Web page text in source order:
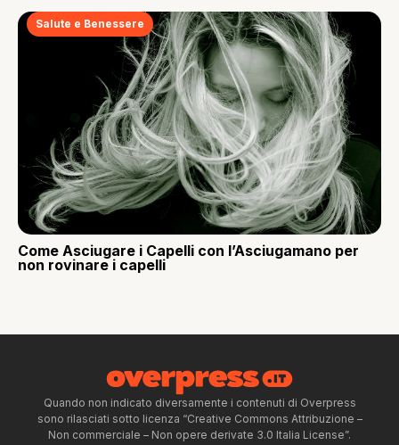
Salute e Benessere
Come Asciugare i Capelli con l’Asciugamano per
non rovinare i capelli
Quando non indicato diversamente i contenuti di Overpress
sono rilasciati sotto licenza “Creative Commons Attribuzione –
Non commerciale – Non opere derivate 3.0 Italia License”.